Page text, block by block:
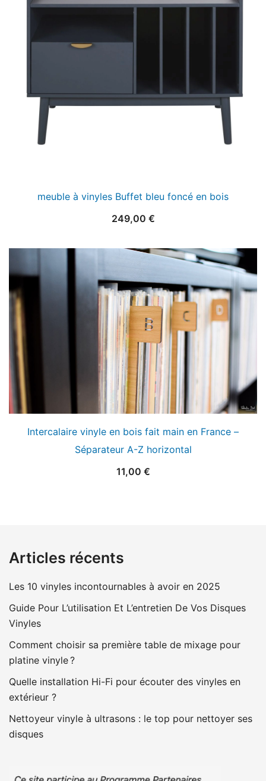
meuble à vinyles Buffet bleu foncé en bois
249,00 €
Intercalaire vinyle en bois fait main en France –
Séparateur A-Z horizontal
11,00 €
Articles récents
Les 10 vinyles incontournables à avoir en 2025
Guide Pour L’utilisation Et L’entretien De Vos Disques
Vinyles
Comment choisir sa première table de mixage pour
platine vinyle ?
Quelle installation Hi-Fi pour écouter des vinyles en
extérieur ?
Nettoyeur vinyle à ultrasons : le top pour nettoyer ses
disques